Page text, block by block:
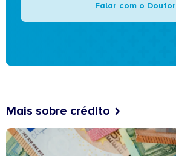
Falar com o Doutor
Mais sobre crédito